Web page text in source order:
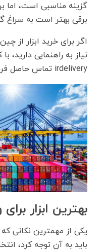
گزینه مناسبی است، اما
برقی بهتر است به سراغ
اگر برای خرید ابزار از
نیاز به راهنمایی دارید،
irdelivery تماس حاصل فرمایید تا شما را راهنمایی کنیم.
بهترین ابزار
یکی از مهمترین نکاتی
باید به آن توجه کرد،